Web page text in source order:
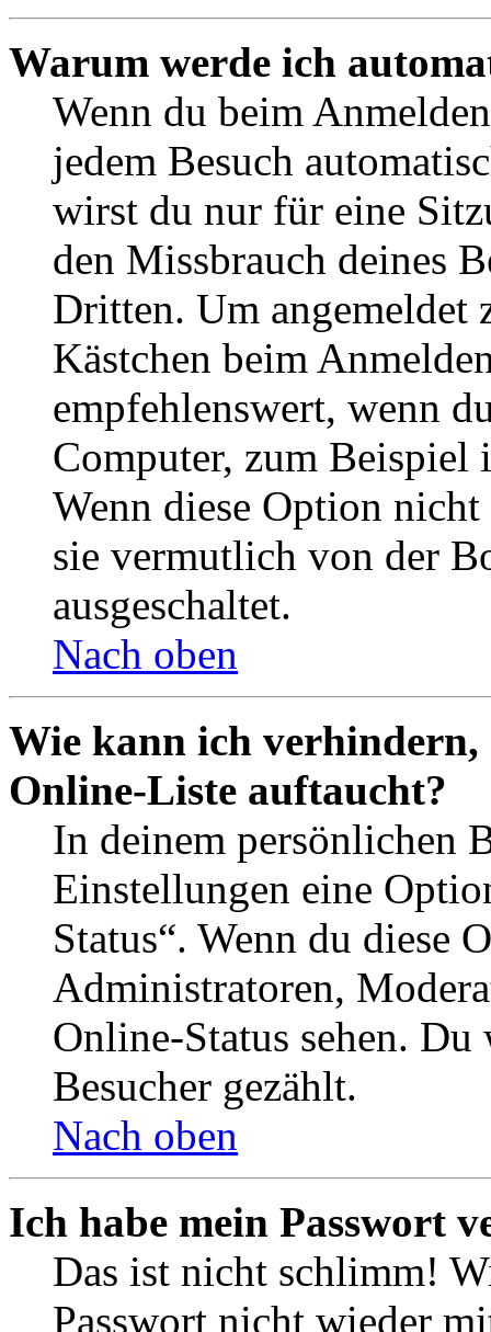
Warum werde ich
Wenn du beim
jedem Besuch
wirst du nur für eine
den Missbrauch deines
Dritten. Um angemeldet
Kästchen beim
empfehlenswert, wenn
Computer, zum Beispiel
Wenn diese Option
sie vermutlich von der
ausgeschaltet.
Nach oben
Wie kann ich verhindern,
Online-Liste auftaucht?
In deinem persönlichen
Einstellungen eine
Status“. Wenn du diese
Administratoren,
Online-Status sehen.
Besucher gezählt.
Nach oben
Ich habe mein Passwort
Das ist nicht schlimm!
Passwort nicht wieder